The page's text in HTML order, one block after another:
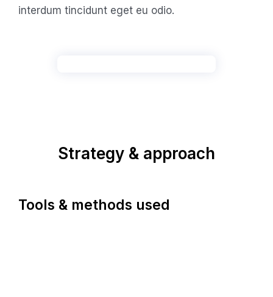
interdum tincidunt eget eu odio.
Strategy & approach
Tools & methods used